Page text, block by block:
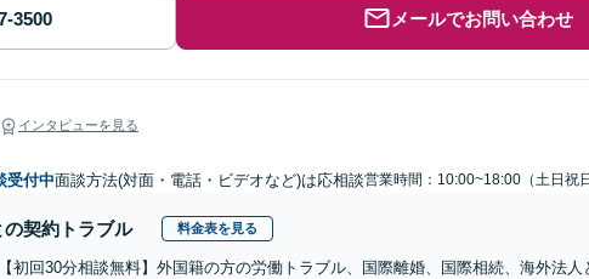
メールでお問い合わせ
インタビューを見る
受付中面談方法(対面・電話・ビデオなど)は応相談営業時間：10:00~18:00（土日祝日
契約トラブル 料金表を見る
初回30分相談無料】外国籍の方の労働トラブル、国際離婚、国際相続、海外法人